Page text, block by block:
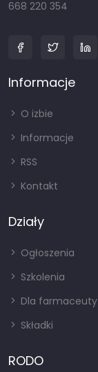
668 220 354
Informacje
O izbie
Informacje
RSS
Kontakt
Działy
Ogłoszenia
Szkolenia
Dla farmaceuty
Składki
RODO